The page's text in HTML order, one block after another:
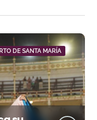
DE SANTA MARÍA